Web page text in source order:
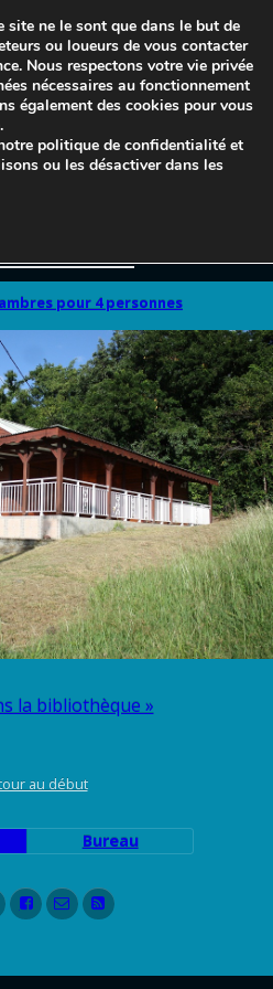
pour 4 personnes
la bibliothèque »
au début
Bureau
site ne le sont que dans le but de
ou loueurs de vous contacter
Nous respectons votre vie privée
nécessaires au fonctionnement
également des cookies pour vous
politique de confidentialité et
ou les désactiver dans les